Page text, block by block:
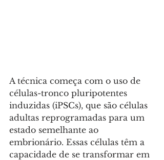
A técnica começa com o uso de
células-tronco pluripotentes
induzidas (iPSCs), que são células
adultas reprogramadas para um
estado semelhante ao
embrionário. Essas células têm a
capacidade de se transformar em